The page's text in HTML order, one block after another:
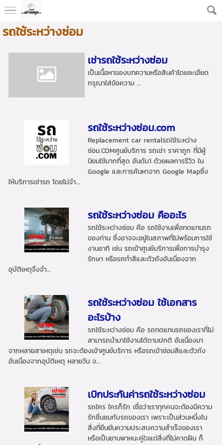
รถใช้ระหว่างซ่อม
เช่ารถใช้ระหว่างซ่อม
เป็นเนื้อหาของบทความหรือสินค้าโดยละเอียด
กรุณาใส่ข้อความ …
รถใช้ระหว่างซ่อม.com
Replacement car rentalรถใช้ระหว่าง
ซ่อม.COMศูนย์บริการ รถเช่า ราคาถูก ที่มีผู้
นิยมใช้มากที่สุด อันดับ1 ด้วยผลการรีวิว ใน
Google และการค้นหาจาก Google Mapซึ่ง
ให้บริการเช่ารถ โดยไม่จำ...
รถใช้ระหว่างซ่อม คืออะไร
รถใช้ระหว่างซ่อม คือ รถใช้งานเพื่อทดแทนรถ
ของท่าน ซึ่งอาจจะอยู่ในสภาพที่ไม่พร้อมการใช้
งานอาทิ เช่น รถเข้าศูนย์บริการเพื่อการบำรุง
รักษา หรือรถทำสีและตัวถังอันเนื่องจาก
อุบัติเหตุจึงจำ...
รถใช้ระหว่างซ่อม ใช้เอกสาร
อะไรบ้าง
รถใช้ระหว่างซ่อม คือ รถทดแทนรถของเราที่ไม่
สามารถนำมาใช้งานได้ตามปกติ อันเนื่องมา
จากหลายสาเหตุเช่น รถจะต้องเข้าศูนย์บริการ หรือรถเข้าซ่อมสีและตัวถัง
อันเนื่องจากอุบัติเหตุ หลายวัน จ...
เบิกประกันค่ารถใช้ระหว่างซ่อม
รถใคร ใครก็รัก เชื่อว่าเราทุกคนจะต้องมีความ
รักชื่นชมกับรถของเรา เพราะเป็นส่วนหนึ่งใน
สิ่งที่ยืนยันความประสบความสำเร็จของเรา
หรือเป็นยานพาหนะคู่ใจแต่สิ่งที่ไม่คาดฝัน ก็